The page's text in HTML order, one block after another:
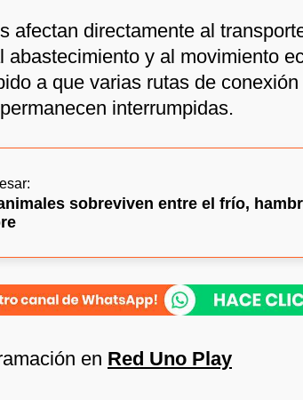
afectan directamente al
abastecimiento y al movimiento
a que varias rutas de conexión
interrumpidas.
sobreviven entre el frío,
en Red Uno Play